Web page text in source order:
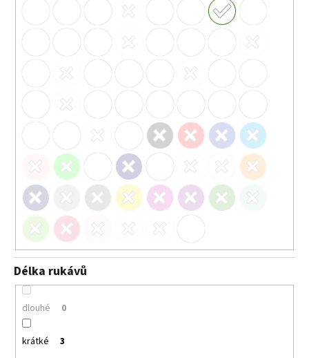
Délka rukávů
dlouhé 0
krátké 3